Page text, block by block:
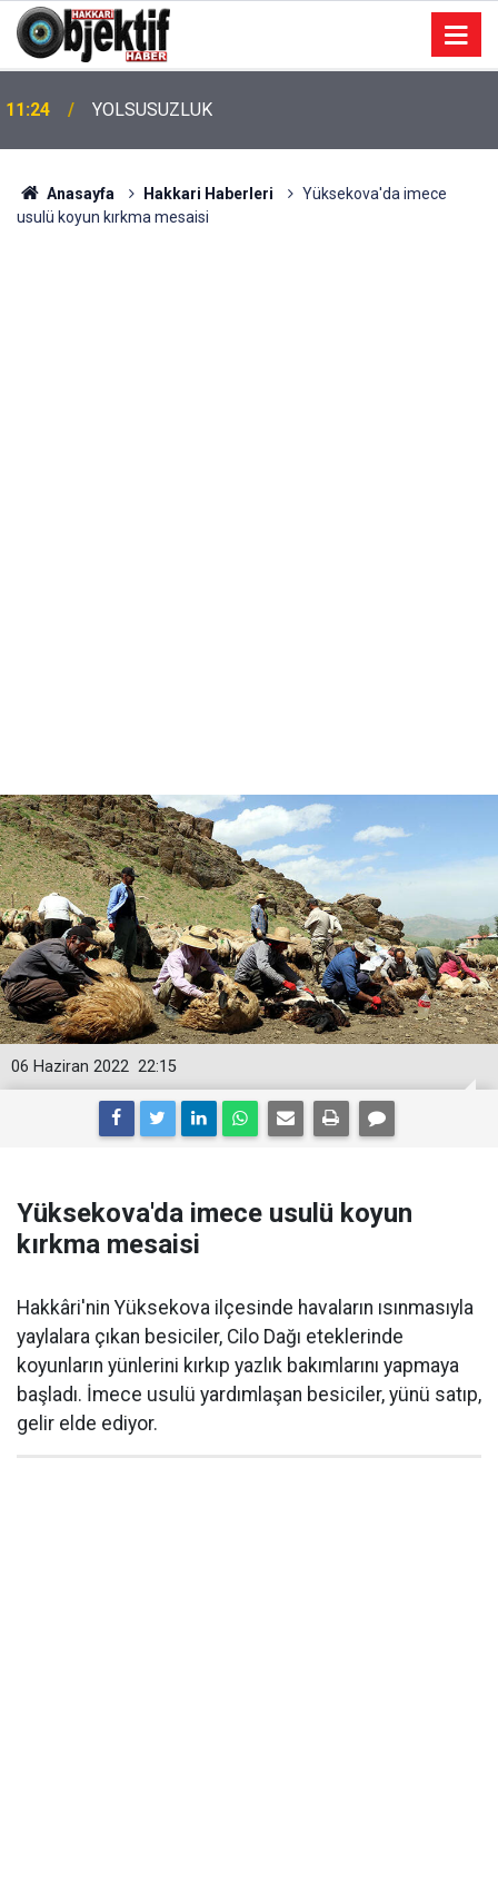
11:24 YOLSUSUZLUK
Anasayfa Hakkari Haberleri
Yüksekova'da imece
usulü koyun kırkma mesaisi
22:15
06 Haziran 2022
Yüksekova'da imece usulü koyun
kırkma mesaisi
Hakkâri'nin Yüksekova ilçesinde havaların ısınmasıyla
yaylalara çıkan besiciler, Cilo Dağı eteklerinde
koyunların yünlerini kırkıp yazlık bakımlarını yapmaya
başladı. İmece usulü yardımlaşan besiciler, yünü satıp,
gelir elde ediyor.